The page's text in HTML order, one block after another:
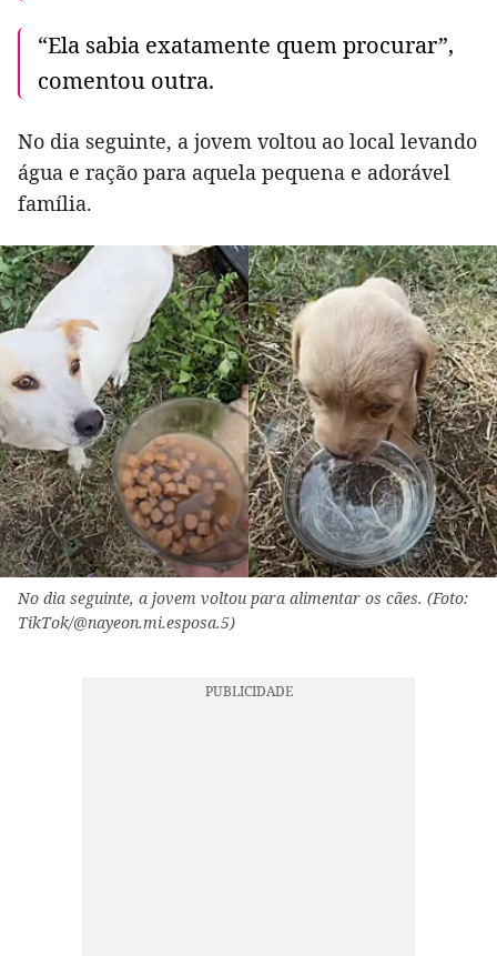
“Ela sabia exatamente quem procurar”,
comentou outra.
No dia seguinte, a jovem voltou ao local levando
água e ração para aquela pequena e adorável
família.
No dia seguinte, a jovem voltou para alimentar os cães. (Foto:
TikTok/@nayeon.mi.esposa.5)